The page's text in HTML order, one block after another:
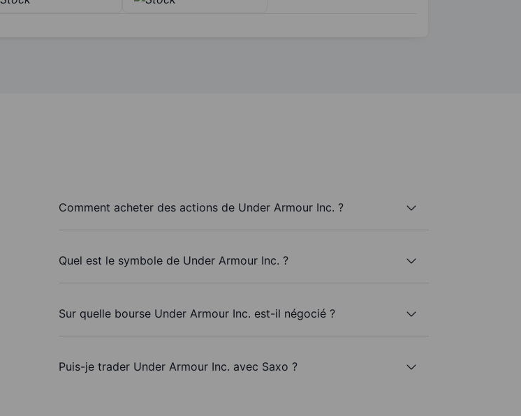
Comment acheter des actions de Under Armour Inc. ?
Quel est le symbole de Under Armour Inc. ?
Sur quelle bourse Under Armour Inc. est-il négocié ?
Puis-je trader Under Armour Inc. avec Saxo ?